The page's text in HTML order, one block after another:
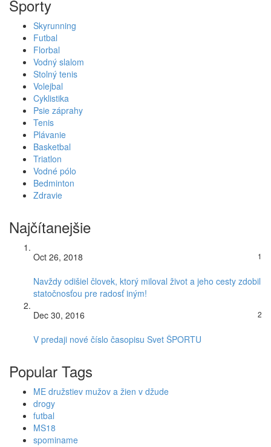
Športy
Skyrunning
Futbal
Florbal
Vodný slalom
Stolný tenis
Volejbal
Cyklistika
Psie záprahy
Tenis
Plávanie
Basketbal
Triatlon
Vodné pólo
Bedminton
Zdravie
Najčítanejšie
Oct 26, 2018 1
Navždy odišiel človek, ktorý miloval život a jeho cesty zdobil
statočnosťou pre radosť iným!
Dec 30, 2016
2
V predaji nové číslo časopisu Svet ŠPORTU
Popular Tags
ME družstiev mužov a žien v džude
drogy
futbal
MS18
spominame